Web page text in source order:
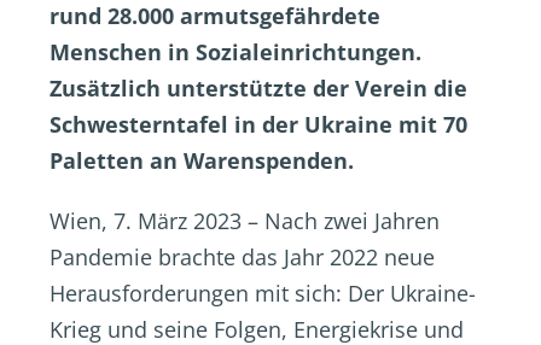
rund 28.000 armutsgefährdete
Menschen in Sozialeinrichtungen.
Zusätzlich unterstützte der Verein die
Schwesterntafel in der Ukraine mit 70
Paletten an Warenspenden.
Wien, 7. März 2023 – Nach zwei Jahren
Pandemie brachte das Jahr 2022 neue
Herausforderungen mit sich: Der Ukraine-
Krieg und seine Folgen, Energiekrise und